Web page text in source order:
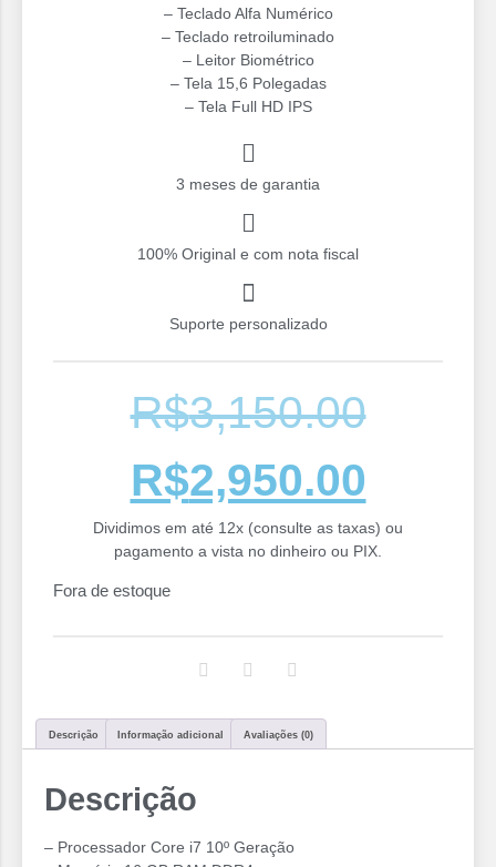
– Teclado Alfa Numérico
– ⁠Teclado retroiluminado
– ⁠Leitor Biométrico
– Tela 15,6 Polegadas
– Tela Full HD IPS
3 meses de garantia
100% Original e com nota fiscal
Suporte personalizado
R$3,150.00
R$2,950.00
Dividimos em até 12x (consulte as taxas) ou
pagamento a vista no dinheiro ou PIX.
Fora de estoque
Descrição Informação adicional Avaliações (0)
Descrição
– Processador Core i7 10º Geração